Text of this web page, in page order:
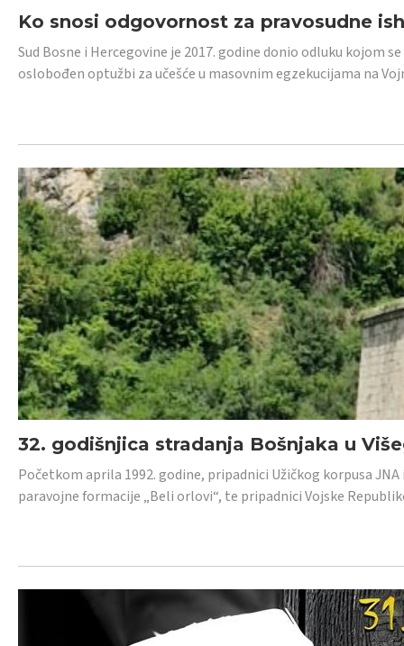
Ko snosi odgovornost za pravosudne
Sud Bosne i Hercegovine je 2017. godine donio odluku kojom
oslobođen optužbi za učešće u masovnim egzekucijama na
32. godišnjica stradanja Bošnjaka u
Početkom aprila 1992. godine, pripadnici Užičkog korpusa
paravojne formacije „Beli orlovi“, te pripadnici Vojske